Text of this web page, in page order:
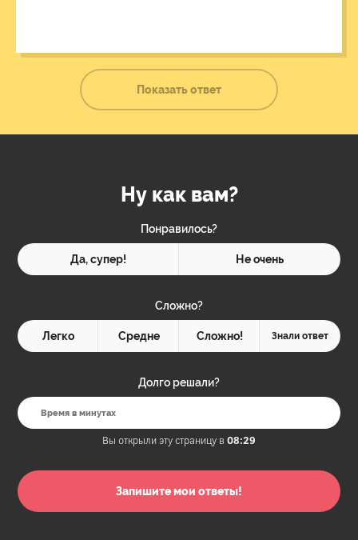
Показать ответ
Ну как вам?
Понравилось?
Да, супер! Не очень
Сложно?
Легко Средне Сложно! Знали ответ
Долго решали?
Вы открыли эту страницу в 08:29